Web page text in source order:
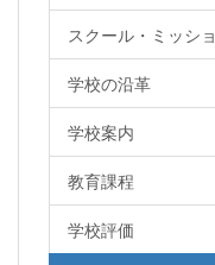
スクール・ミッシ
学校の沿革
学校案内
教育課程
学校評価